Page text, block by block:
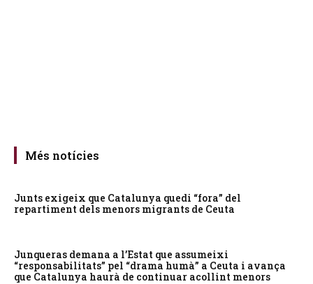
Més notícies
Junts exigeix que Catalunya quedi “fora” del
repartiment dels menors migrants de Ceuta
Junqueras demana a l’Estat que assumeixi
“responsabilitats” pel “drama humà” a Ceuta i avança
que Catalunya haurà de continuar acollint menors